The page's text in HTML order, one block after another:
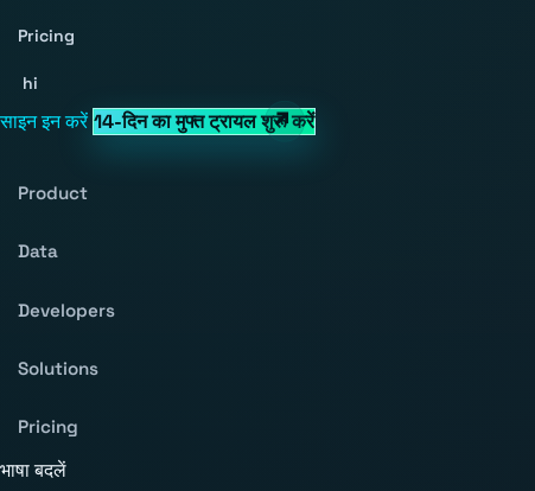
Pricing
hi
साइन इन करें 14-दिन का मुफ्त ट्रायल शुरू करें
Product
Data
Developers
Solutions
Pricing
भाषा बदलें